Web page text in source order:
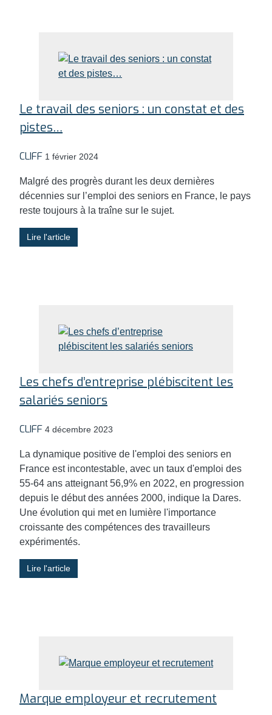
Le travail des seniors : un constat et des
pistes…
CLIFF 1 février 2024
Malgré des progrès durant les deux dernières
décennies sur l’emploi des seniors en France, le pays
reste toujours à la traîne sur le sujet.
Lire l'article
Les chefs d’entreprise plébiscitent les
salariés seniors
CLIFF 4 décembre 2023
La dynamique positive de l'emploi des seniors en
France est incontestable, avec un taux d'emploi des
55-64 ans atteignant 56,9% en 2022, en progression
depuis le début des années 2000, indique la Dares.
Une évolution qui met en lumière l'importance
croissante des compétences des travailleurs
expérimentés.
Lire l'article
Marque employeur et recrutement